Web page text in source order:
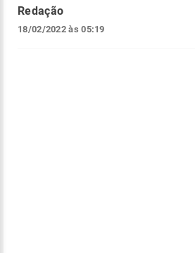
Redação
18/02/2022 às 05:19